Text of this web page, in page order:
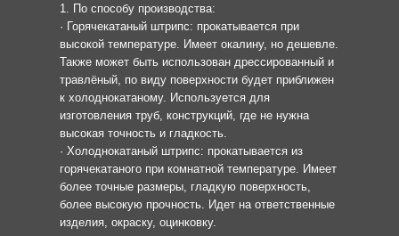
1. По способу производства:
· Горячекатаный штрипс: прокатывается при
высокой температуре. Имеет окалину, но дешевле.
Также может быть использован дрессированный и
травлёный, по виду поверхности будет приближен
к холоднокатаному. Используется для
изготовления труб, конструкций, где не нужна
высокая точность и гладкость.
· Холоднокатаный штрипс: прокатывается из
горячекатаного при комнатной температуре. Имеет
более точные размеры, гладкую поверхность,
более высокую прочность. Идет на ответственные
изделия, окраску, оцинковку.